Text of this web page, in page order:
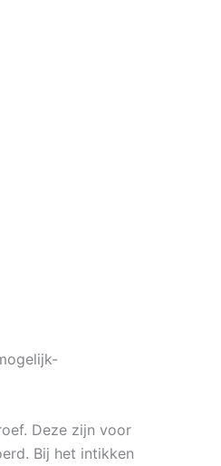
Deze zijn voor
Bij het intikken